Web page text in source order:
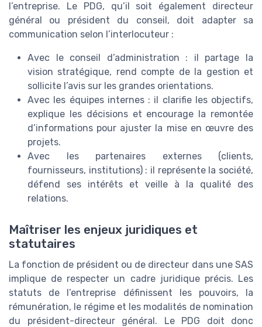
l’entreprise. Le PDG, qu’il soit également directeur
général ou président du conseil, doit adapter sa
communication selon l’interlocuteur :
Avec le conseil d’administration : il partage la
vision stratégique, rend compte de la gestion et
sollicite l’avis sur les grandes orientations.
Avec les équipes internes : il clarifie les objectifs,
explique les décisions et encourage la remontée
d’informations pour ajuster la mise en œuvre des
projets.
Avec les partenaires externes (clients,
fournisseurs, institutions) : il représente la société,
défend ses intérêts et veille à la qualité des
relations.
Maîtriser les enjeux juridiques et
statutaires
La fonction de président ou de directeur dans une SAS
implique de respecter un cadre juridique précis. Les
statuts de l’entreprise définissent les pouvoirs, la
rémunération, le régime et les modalités de nomination
du président-directeur général. Le PDG doit donc